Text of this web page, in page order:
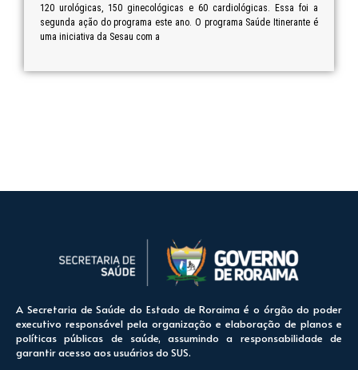
120 urológicas, 150 ginecológicas e 60 cardiológicas. Essa foi a
segunda ação do programa este ano. O programa Saúde Itinerante é
uma iniciativa da Sesau com a
A Secretaria de Saúde do Estado de Roraima é o órgão do poder
executivo responsável pela organização e elaboração de planos e
políticas públicas de saúde, assumindo a responsabilidade de
garantir acesso aos usuários do SUS.